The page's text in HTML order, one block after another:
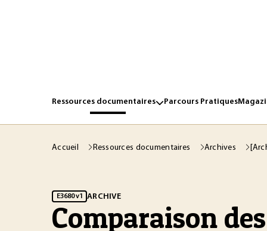
Ressources documentaires Parcours Pratiques
Accueil Ressources documentaires Archives
E3680 v1 ARCHIVE
Comparaison